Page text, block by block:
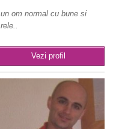
un om normal cu bune si
rele..
Vezi profil